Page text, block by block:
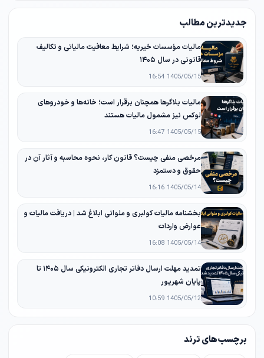
جدیدترین مطالب
مالیات مؤسسات خیریه؛ شرایط معافیت مالیاتی و تکالیف
قانونی در سال ۱۴۰۵
1405/05/15 16:54
مالیات بلاگرها همچنان برقرار است؛ خانه‌ها و خودروهای
لوکس نیز مشمول مالیات هستند
1405/05/15 16:47
مرخصی منفی چیست؟ قانون کار، نحوه محاسبه و آثار آن در
حقوق و دستمزد
1405/05/14 16:16
بخشنامه مالیات کولبری و ملوانی ابلاغ شد | دریافت مالیات و
عوارض واردات
1405/05/14 16:08
تمدید مهلت ارسال دفاتر تجاری الکترونیکی سال ۱۴۰۵ تا
پایان شهریور
1405/05/12 10:59
برچسب های ترند